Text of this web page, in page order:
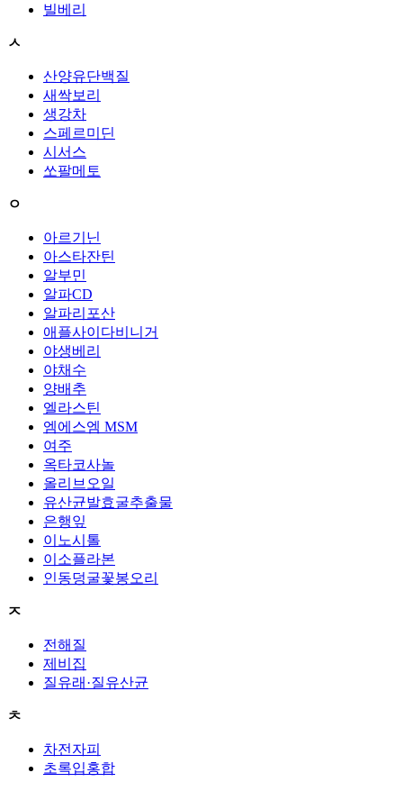
빌베리
ㅅ
산양유단백질
새싹보리
생강차
스페르미딘
시서스
쏘팔메토
ㅇ
아르기닌
아스타잔틴
알부민
알파CD
알파리포산
애플사이다비니거
야생베리
야채수
양배추
엘라스틴
엠에스엠 MSM
여주
옥타코사놀
올리브오일
유산균발효굴추출물
은행잎
이노시톨
이소플라본
인동덩굴꽃봉오리
ㅈ
전해질
제비집
질유래·질유산균
ㅊ
차전자피
초록입홍합